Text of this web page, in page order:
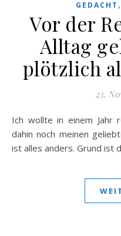
GEDACHT ,
Vor der
Alltag
plötzlich
23.
Ich wollte in einem Jahr regulär in Rente gehen und bis
dahin noch meinen
ist alles anders. Grund ist